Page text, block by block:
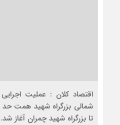
اقتصاد کلان : عملیت
شمالی بزرگراه شهید همت
تا بزرگراه شهید چمران آغاز شد.